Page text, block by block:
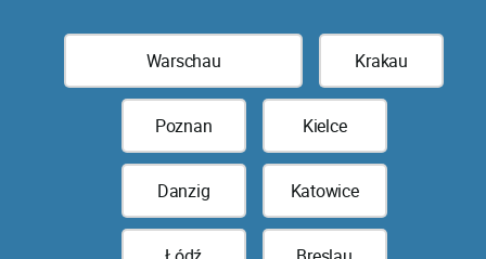
Warschau Krakau
Poznan Kielce
Danzig Katowice